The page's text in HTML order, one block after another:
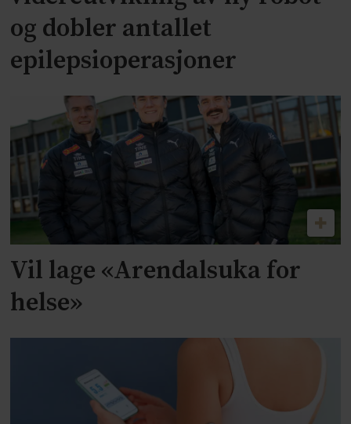
og dobler antallet
epilepsioperasjoner
Vil lage «Arendalsuka for
helse»